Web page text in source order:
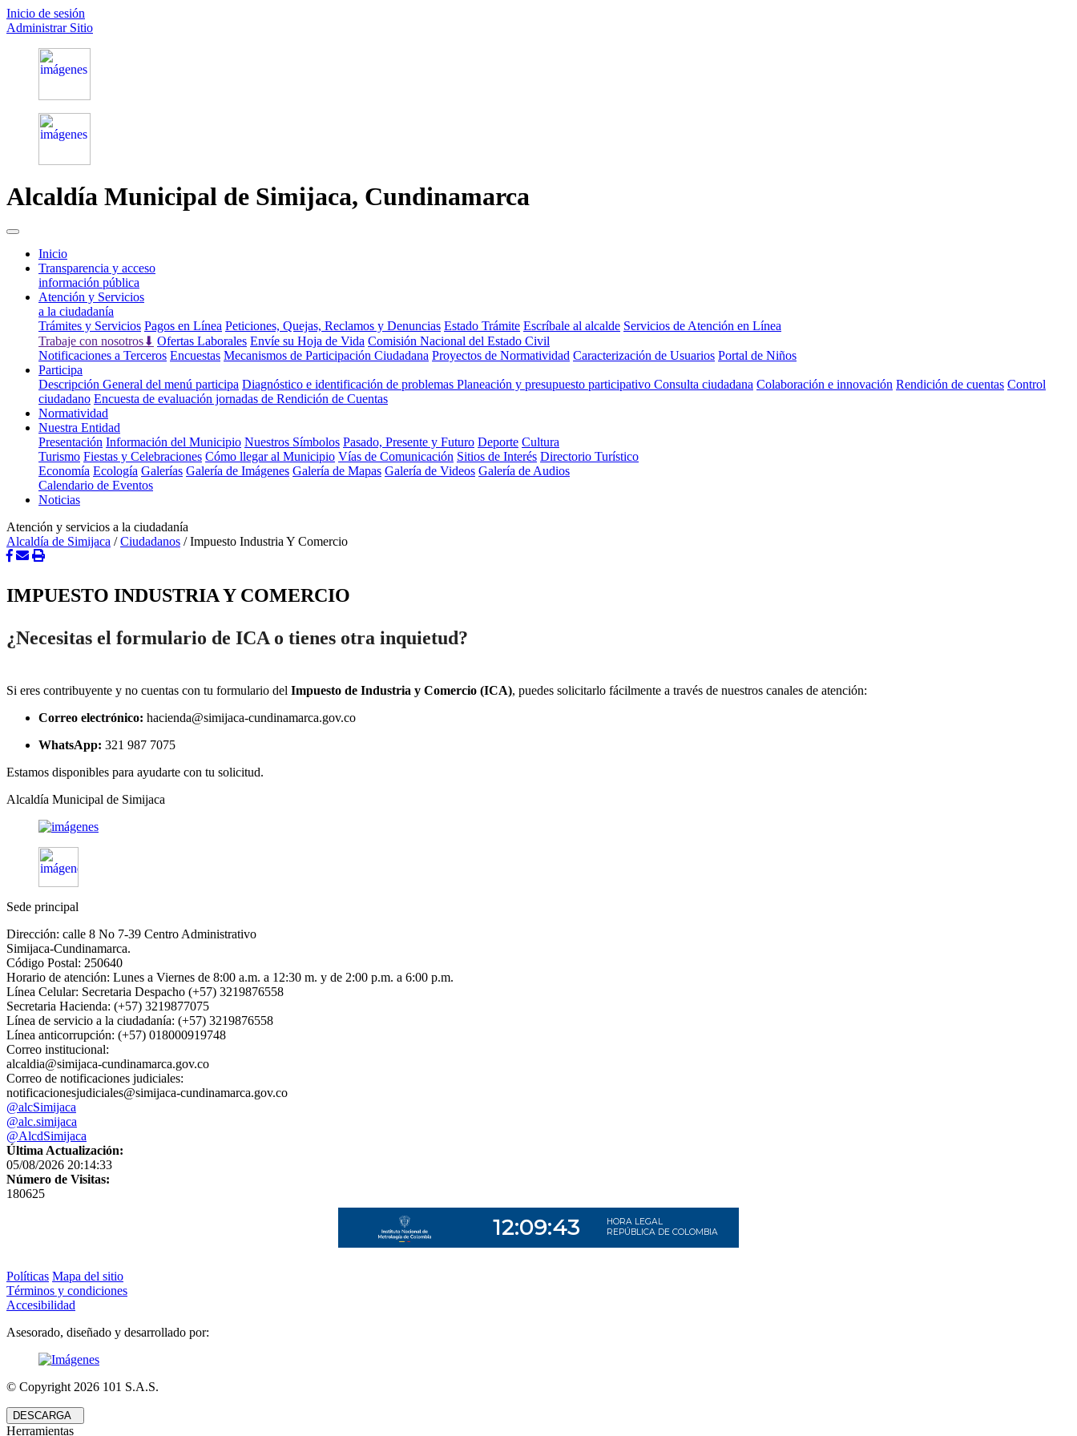
Inicio de sesión
Administrar Sitio
Alcaldía Municipal de Simijaca, Cundinamarca
Inicio(current)
Transparencia y acceso
información pública
Atención y Servicios
a la ciudadanía
Trámites y Servicios Pagos en Línea Peticiones, Quejas, Reclamos y Denuncias Estado Trámite Escríbale al alcalde Servicios de Atención en Línea
Trabaje con nosotros⬇ Ofertas Laborales Envíe su Hoja de Vida Comisión Nacional del Estado Civil
Notificaciones a Terceros Encuestas Mecanismos de Participación Ciudadana Proyectos de Normatividad Caracterización de Usuarios Portal de Niños
Participa
Descripción General del menú participa Diagnóstico e identificación de problemas Planeación y presupuesto participativo Consulta ciudadana Colaboración e innovación Rendición de cuentas Control
ciudadano Encuesta de evaluación jornadas de Rendición de Cuentas
Normatividad
Nuestra Entidad
Presentación Información del Municipio Nuestros Símbolos Pasado, Presente y Futuro Deporte Cultura
Turismo Fiestas y Celebraciones Cómo llegar al Municipio Vías de Comunicación Sitios de Interés Directorio Turístico
Economía Ecología Galerías Galería de Imágenes Galería de Mapas Galería de Videos Galería de Audios
Calendario de Eventos
Noticias
Atención y servicios a la ciudadanía
Alcaldía de Simijaca /Ciudadanos /Impuesto Industria Y Comercio
IMPUESTO INDUSTRIA Y COMERCIO
¿Necesitas el formulario de ICA o tienes otra inquietud?
Si eres contribuyente y no cuentas con tu formulario del Impuesto de Industria y Comercio (ICA), puedes solicitarlo fácilmente a través de nuestros canales de atención:​
Correo electrónico: hacienda@simijaca-cundinamarca.gov.co
WhatsApp: 321 987 7075
Estamos disponibles para ayudarte con tu solicitud.
Alcaldía Municipal de Simijaca
Sede principal
Dirección: calle 8 No 7-39 Centro Administrativo
Simijaca-Cundinamarca.
Código Postal: 250640
Horario de atención: Lunes a Viernes de 8:00 a.m. a 12:30 m. y de 2:00 p.m. a 6:00 p.m.
Línea Celular: Secretaria Despacho (+57) 3219876558
Secretaria Hacienda: (+57) 3219877075
Línea de servicio a la ciudadanía: (+57) 3219876558
Línea anticorrupción: (+57) 018000919748
Correo institucional:
alcaldia@simijaca-cundinamarca.gov.co
Correo de notificaciones judiciales:
notificacionesjudiciales@simijaca-cundinamarca.gov.co
@alcSimijaca
@alc.simijaca
@AlcdSimijaca
Última Actualización:
05/08/2026 20:14:33
Número de Visitas:
180625
Políticas Mapa del sitio
Términos y condiciones
Accesibilidad
Asesorado, diseñado y desarrollado por:
© Copyright 2026 101 S.A.S.
DESCARGA
Herramientas